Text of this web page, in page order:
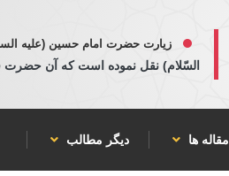
زیارت حضرت امام حسین (علیه
السّلام) نقل نموده است كه آن
مقاله ها دیگر مطالب